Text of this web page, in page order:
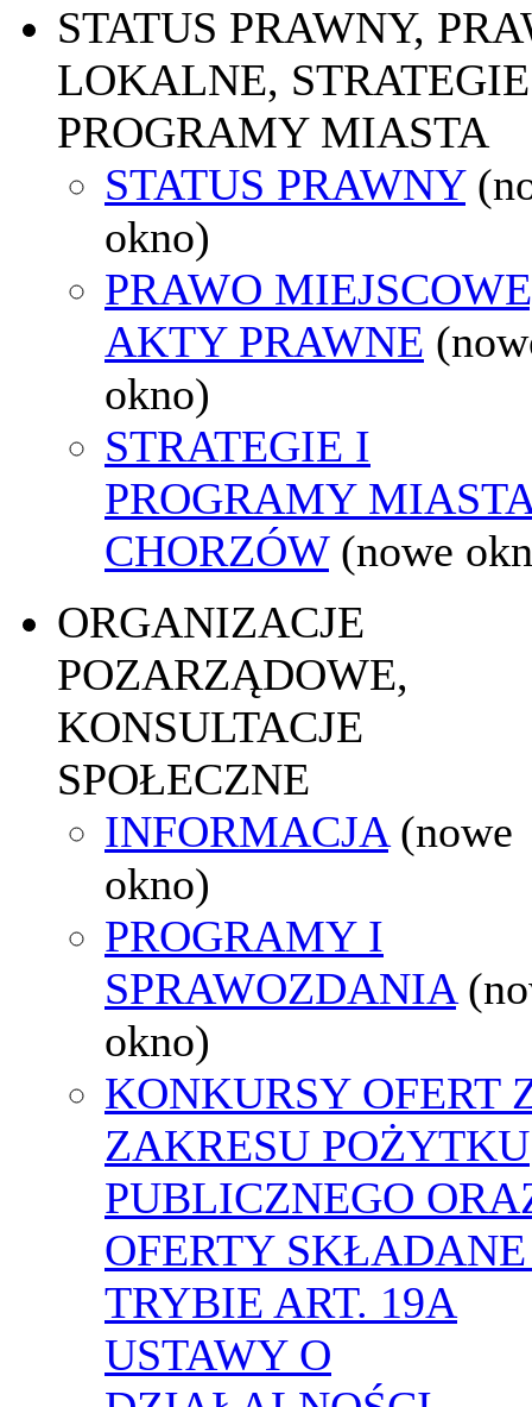
STATUS PRAWNY,
LOKALNE,
PROGRAMY MIASTA
STATUS PRAWNY
okno)
PRAWO
AKTY PRAWNE
okno)
STRATEGIE I
PROGRAMY
CHORZÓW (nowe
ORGANIZACJE
POZARZĄDOWE,
KONSULTACJE
SPOŁECZNE
INFORMACJA (nowe
okno)
PROGRAMY I
SPRAWOZDANIA
okno)
KONKURSY OFERT
ZAKRESU POŻYTKU
PUBLICZNEGO
OFERTY
TRYBIE ART. 19A
USTAWY O